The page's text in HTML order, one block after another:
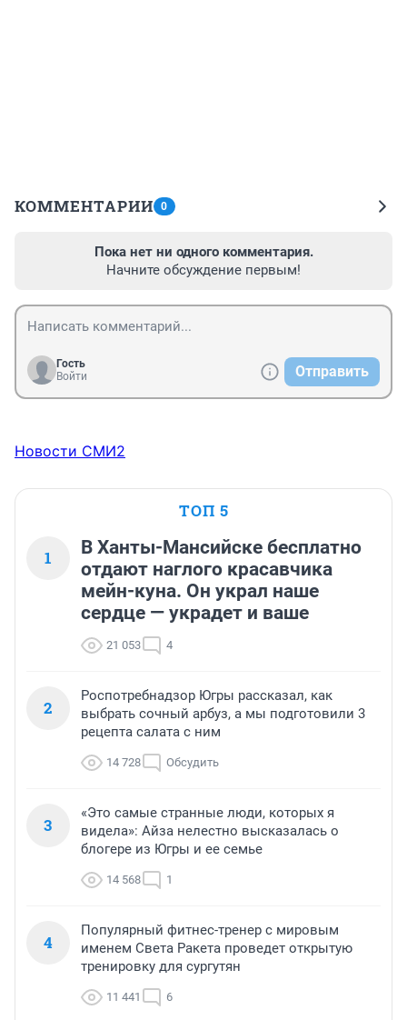
КОММЕНТАРИИ 0
Пока нет ни одного комментария.
Начните обсуждение первым!
Гость
Войти
Отправить
Новости СМИ2
ТОП 5
1
В Ханты-Мансийске бесплатно
отдают наглого красавчика
мейн-куна. Он украл наше
сердце — украдет и ваше
21 053 4
2
Роспотребнадзор Югры рассказал, как
выбрать сочный арбуз, а мы подготовили 3
рецепта салата с ним
14 728 Обсудить
3
«Это самые странные люди, которых я
видела»: Айза нелестно высказалась о
блогере из Югры и ее семье
14 568 1
4
Популярный фитнес-тренер с мировым
именем Света Ракета проведет открытую
тренировку для сургутян
11 441 6